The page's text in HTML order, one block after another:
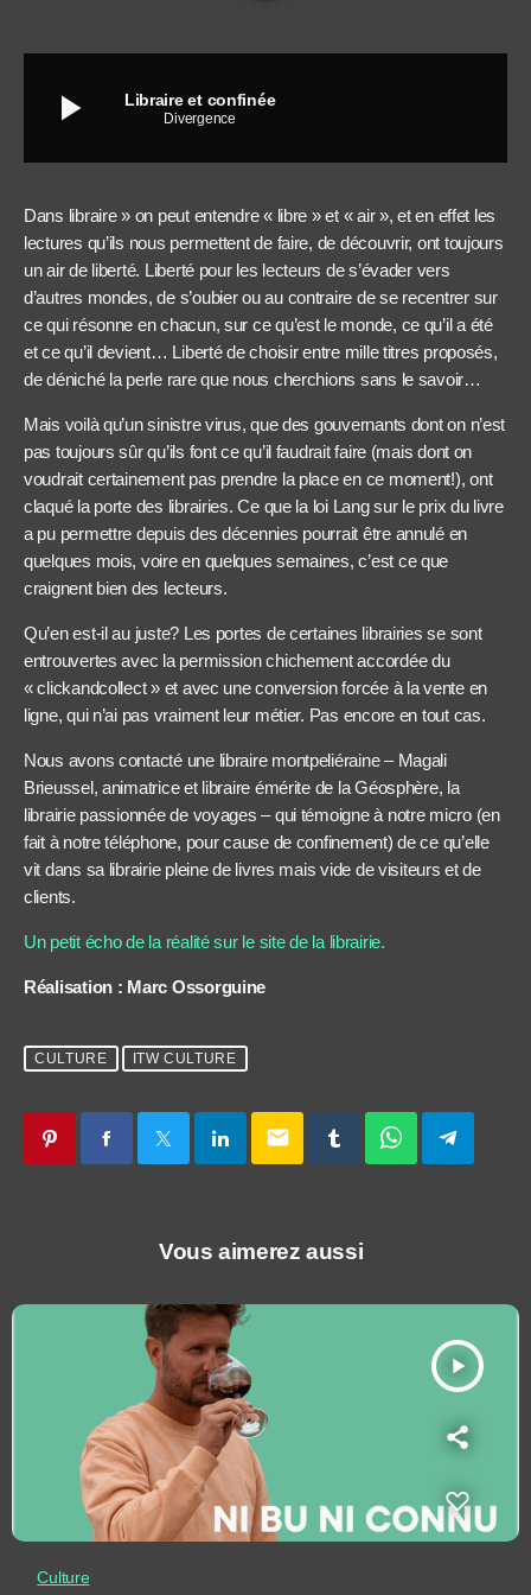
play_arrow Libraire et confinée
Divergence
Dans libraire » on peut entendre « libre » et « air », et en effet les
lectures qu’ils nous permettent de faire, de découvrir, ont toujours
un air de liberté. Liberté pour les lecteurs de s’évader vers
d’autres mondes, de s’oubier ou au contraire de se recentrer sur
ce qui résonne en chacun, sur ce qu’est le monde, ce qu’il a été
et ce qu’il devient… Liberté de choisir entre mille titres proposés,
de déniché la perle rare que nous cherchions sans le savoir…
Mais voilà qu’un sinistre virus, que des gouvernants dont on n’est
pas toujours sûr qu’ils font ce qu’il faudrait faire (mais dont on
voudrait certainement pas prendre la place en ce moment!), ont
claqué la porte des librairies. Ce que la loi Lang sur le prix du livre
a pu permettre depuis des décennies pourrait être annulé en
quelques mois, voire en quelques semaines, c’est ce que
craignent bien des lecteurs.
Qu’en est-il au juste? Les portes de certaines librairies se sont
entrouvertes avec la permission chichement accordée du
« clickandcollect » et avec une conversion forcée à la vente en
ligne, qui n’ai pas vraiment leur métier. Pas encore en tout cas.
Nous avons contacté une libraire montpeliéraine – Magali
Brieussel, animatrice et libraire émérite de la Géosphère, la
librairie passionnée de voyages – qui témoigne à notre micro (en
fait à notre téléphone, pour cause de confinement) de ce qu’elle
vit dans sa librairie pleine de livres mais vide de visiteurs et de
clients.
Un petit écho de la réalité sur le site de la librairie.
Réalisation : Marc Ossorguine
CULTURE ITW CULTURE
email
Vous aimerez aussi
play_arrow
Culture